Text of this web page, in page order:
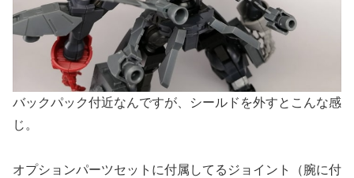
バックパック付近なんですが、シールドを外すとこんな感
じ。
オプションパーツセットに付属してるジョイント（腕に付